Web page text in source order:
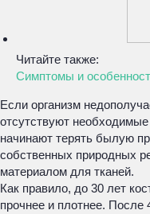
Читайте также:
Симптомы и
Если организм
отсутствуют
начинают терять былую
собственных природных
материалом для тканей.
Как правило, до 30 лет
прочнее и плотнее. После